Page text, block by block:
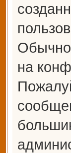
Обычно
на